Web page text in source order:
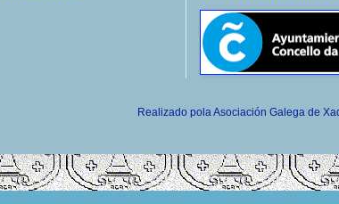
Realizado pola Asociación Galega de